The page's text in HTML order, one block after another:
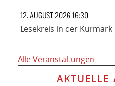
12. AUGUST 2026 16:30
Lesekreis in der Kurmark
Alle Veranstaltungen
AKTUELLE